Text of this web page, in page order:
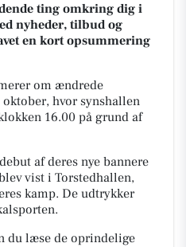
ting omkring dig i
nyheder, tilbud og
en kort opsummering
om ændrede
hvor synshallen
16.00 på grund af
af deres nye bannere
vist i Torstedhallen,
kamp. De udtrykker
du læse de oprindelige